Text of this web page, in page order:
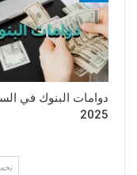
دوامات البنوك في
2025